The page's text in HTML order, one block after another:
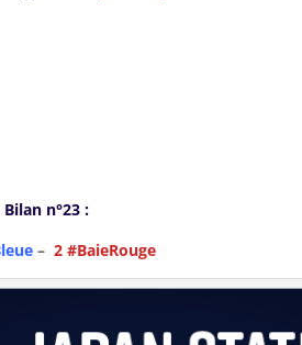
Bilan n°23 :
–2 #BaieRouge